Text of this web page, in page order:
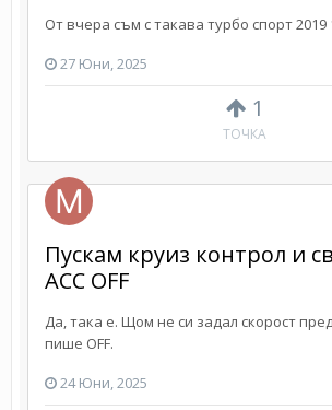
1
ТОЧКА
От вчера съм с такава турбо спорт 2019
27 Юни, 2025
Пускам круиз контрол и
ACC OFF
Да, така е. Щом не си задал скорост
пише OFF.
24 Юни, 2025